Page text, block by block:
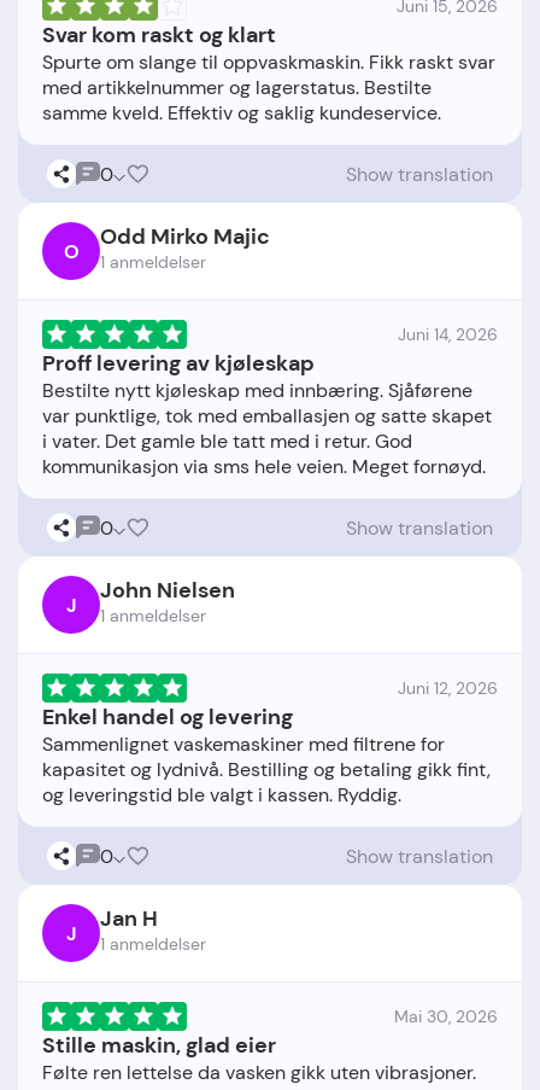
Juni 15, 2026
Svar kom raskt og klart
Spurte om slange til oppvaskmaskin. Fikk raskt svar
med artikkelnummer og lagerstatus. Bestilte
0 Show translation
O Odd Mirko Majic
1 anmeldelser
Juni 14, 2026
Proff levering av kjøleskap
Bestilte nytt kjøleskap med innbæring. Sjåførene
var punktlige, tok med emballasjen og satte skapet
i vater. Det gamle ble tatt med i retur. God
0 Show translation
J John Nielsen
1 anmeldelser
Juni 12, 2026
Enkel handel og levering
Sammenlignet vaskemaskiner med filtrene for
kapasitet og lydnivå. Bestilling og betaling gikk fint,
0 Show translation
J Jan H
1 anmeldelser
Mai 30, 2026
Stille maskin, glad eier
Følte ren lettelse da vasken gikk uten vibrasjoner.